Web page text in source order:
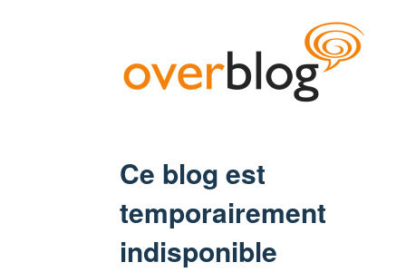
Ce blog est
temporairement
indisponible